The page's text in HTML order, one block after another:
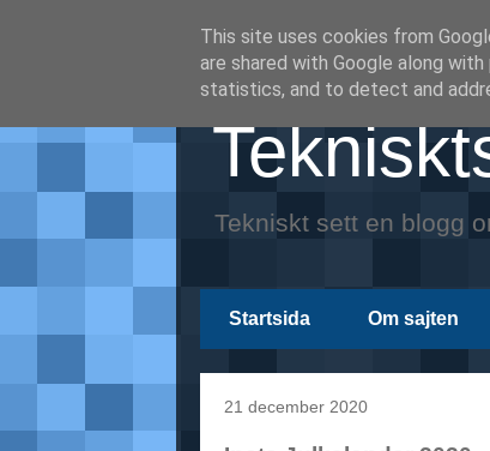
Tekniskt sett en blogg
Startsida Om sajten
21 december 2020
This site uses cookies from
are shared with Google along
statistics, and to detect and